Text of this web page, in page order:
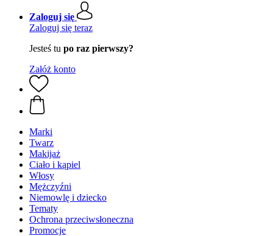
Zaloguj się
Zaloguj się teraz
Jesteś tu po raz pierwszy?
Załóż konto
Marki
Twarz
Makijaż
Ciało i kąpiel
Włosy
Mężczyźni
Niemowlę i dziecko
Tematy
Ochrona przeciwsłoneczna
Promocje